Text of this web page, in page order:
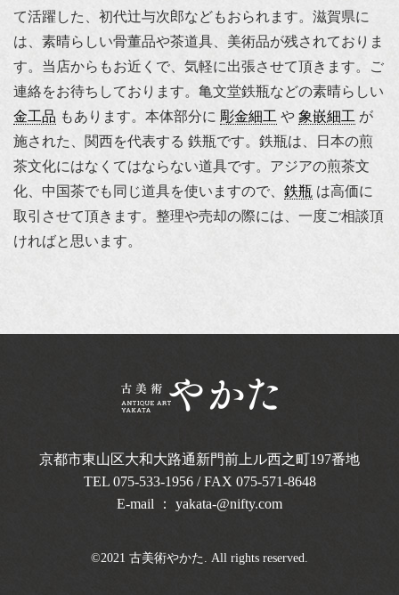
て活躍した、初代辻与次郎などもおられます。滋賀県に
は、素晴らしい骨董品や茶道具、美術品が残されておりま
す。当店からもお近くで、気軽に出張させて頂きます。ご
連絡をお待ちしております。 亀文堂鉄瓶などの素晴らしい
金工品 もあります。本体部分に 彫金細工 や 象嵌細工 が
施された、関西を代表する 鉄瓶です。鉄瓶は、日本の煎
茶文化にはなくてはならない道具です。アジアの煎茶文
化、中国茶でも同じ道具を使いますので、 鉄瓶 は高価に
取引させて頂きます。整理や売却の際には、一度ご相談頂
ければと思います。
京都市東山区大和大路通新門前上ル西之町197番地
TEL 075-533-1956/ FAX 075-571-8648
E-mail ： yakata-@nifty.com
©2021 古美術やかた. All rights reserved.